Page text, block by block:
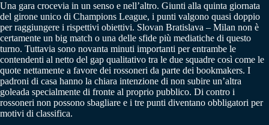
Una gara crocevia in un senso e nell’altro. Giunti alla quinta giornata
del girone unico di Champions League, i punti valgono quasi doppio
per raggiungere i rispettivi obiettivi. Slovan Bratislava – Milan non è
certamente un big match o una delle sfide più mediatiche di questo
turno. Tuttavia sono novanta minuti importanti per entrambe le
contendenti al netto del gap qualitativo tra le due squadre così come le
quote nettamente a favore dei rossoneri da parte dei bookmakers. I
padroni di casa hanno la chiara intenzione di non subire un’altra
goleada specialmente di fronte al proprio pubblico. Di contro i
rossoneri non possono sbagliare e i tre punti diventano obbligatori per
motivi di classifica.